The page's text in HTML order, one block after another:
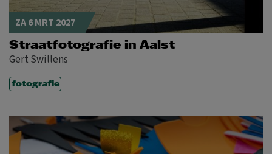
ZA 6 MRT 2027
Straatfotografie in Aalst
Gert Swillens
fotografie